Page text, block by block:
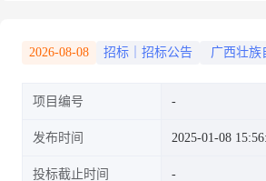
及构件材料采购-
2026-08-08 招标｜招标公告 广西壮族
项目编号
发布时间 2025-01-08
投标截止时间